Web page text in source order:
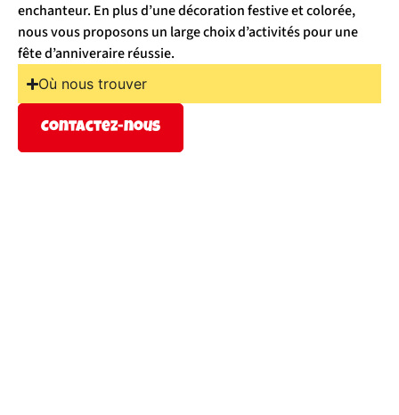
enchanteur. En plus d’une décoration festive et colorée,
nous vous proposons un large choix d’activités pour une
fête d’anniveraire réussie.
Où nous trouver
Contactez-nous